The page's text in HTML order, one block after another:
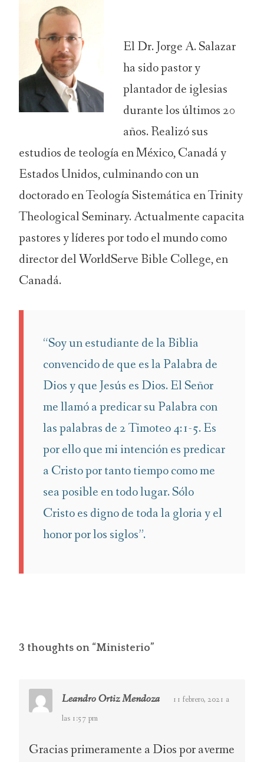
El Dr. Jorge A. Salazar
ha sido pastor y
plantador de iglesias
durante los últimos 20
años. Realizó sus
estudios de teología en México, Canadá y
Estados Unidos, culminando con un
doctorado en Teología Sistemática en Trinity
Theological Seminary. Actualmente capacita
pastores y líderes por todo el mundo como
director del WorldServe Bible College, en
Canadá.
“Soy un estudiante de la Biblia
convencido de que es la Palabra de
Dios y que Jesús es Dios. El Señor
me llamó a predicar su Palabra con
las palabras de 2 Timoteo 4:1-5. Es
por ello que mi intención es predicar
a Cristo por tanto tiempo como me
sea posible en todo lugar. Sólo
Cristo es digno de toda la gloria y el
honor por los siglos”.
3 thoughts on “Ministerio”
Leandro Ortiz Mendoza
11 febrero, 2021 a
las 1:57 pm
Gracias primeramente a Dios por averme